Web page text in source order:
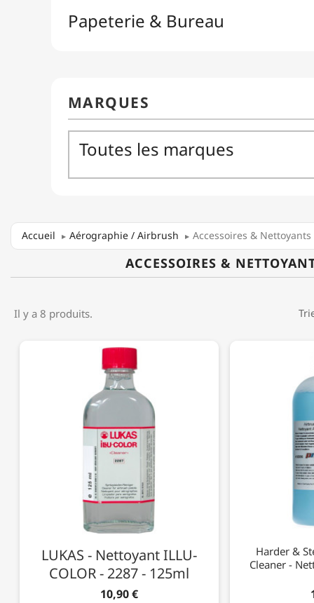
Accueil Aérographie / Airbrush Accessoires & Nettoyants
ACCESSOIRES &
Il y a 8 produits.
LUKAS - Nettoyant ILLU-
COLOR - 2287 - 125ml
10,90 €
Harder &
Cleaner -